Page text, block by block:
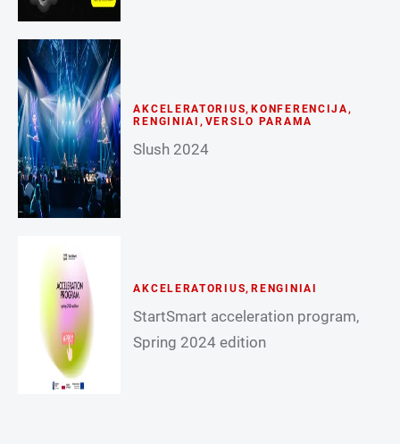
AKCELERATORIUS, KONFERENCIJA,
RENGINIAI , VERSLO PARAMA
Slush 2024
AKCELERATORIUS, RENGINIAI
StartSmart acceleration program,
Spring 2024 edition